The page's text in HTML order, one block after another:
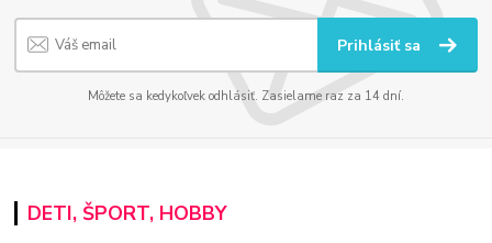
Prihlásiť sa
Môžete sa kedykoľvek odhlásiť. Zasielame raz za 14 dní.
DETI, ŠPORT, HOBBY